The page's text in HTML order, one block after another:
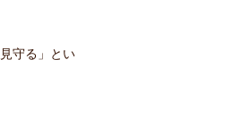
守る」とい